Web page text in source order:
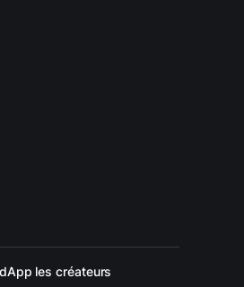
les créateurs